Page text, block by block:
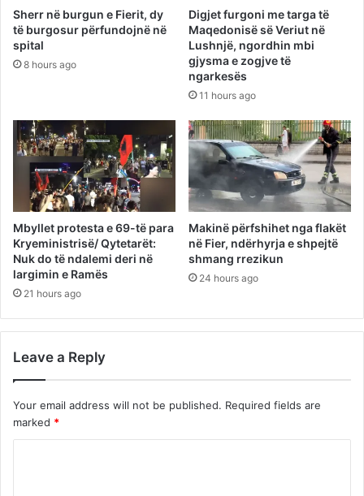
Sherr në burgun e Fierit, dy
të burgosur përfundojnë në
spital
8 hours ago
Digjet furgoni me targa të
Maqedonisë së Veriut në
Lushnjë, ngordhin mbi
gjysma e zogjve të
ngarkesës
11 hours ago
Mbyllet protesta e 69-të para
Kryeministrisë/ Qytetarët:
Nuk do të ndalemi deri në
largimin e Ramës
21 hours ago
Makinë përfshihet nga flakët
në Fier, ndërhyrja e shpejtë
shmang rrezikun
24 hours ago
Leave a Reply
Your email address will not be published. Required fields are
marked *